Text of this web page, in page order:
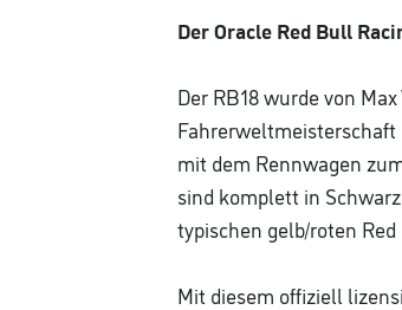
Der Oracle Red Bull
Der RB18 wurde von
Fahrerweltmeisterschaft
mit dem Rennwagen
sind komplett in
typischen gelb/roten
Mit diesem offiziell